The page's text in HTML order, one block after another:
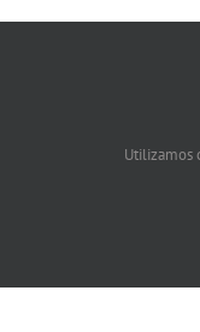
Utilizamos